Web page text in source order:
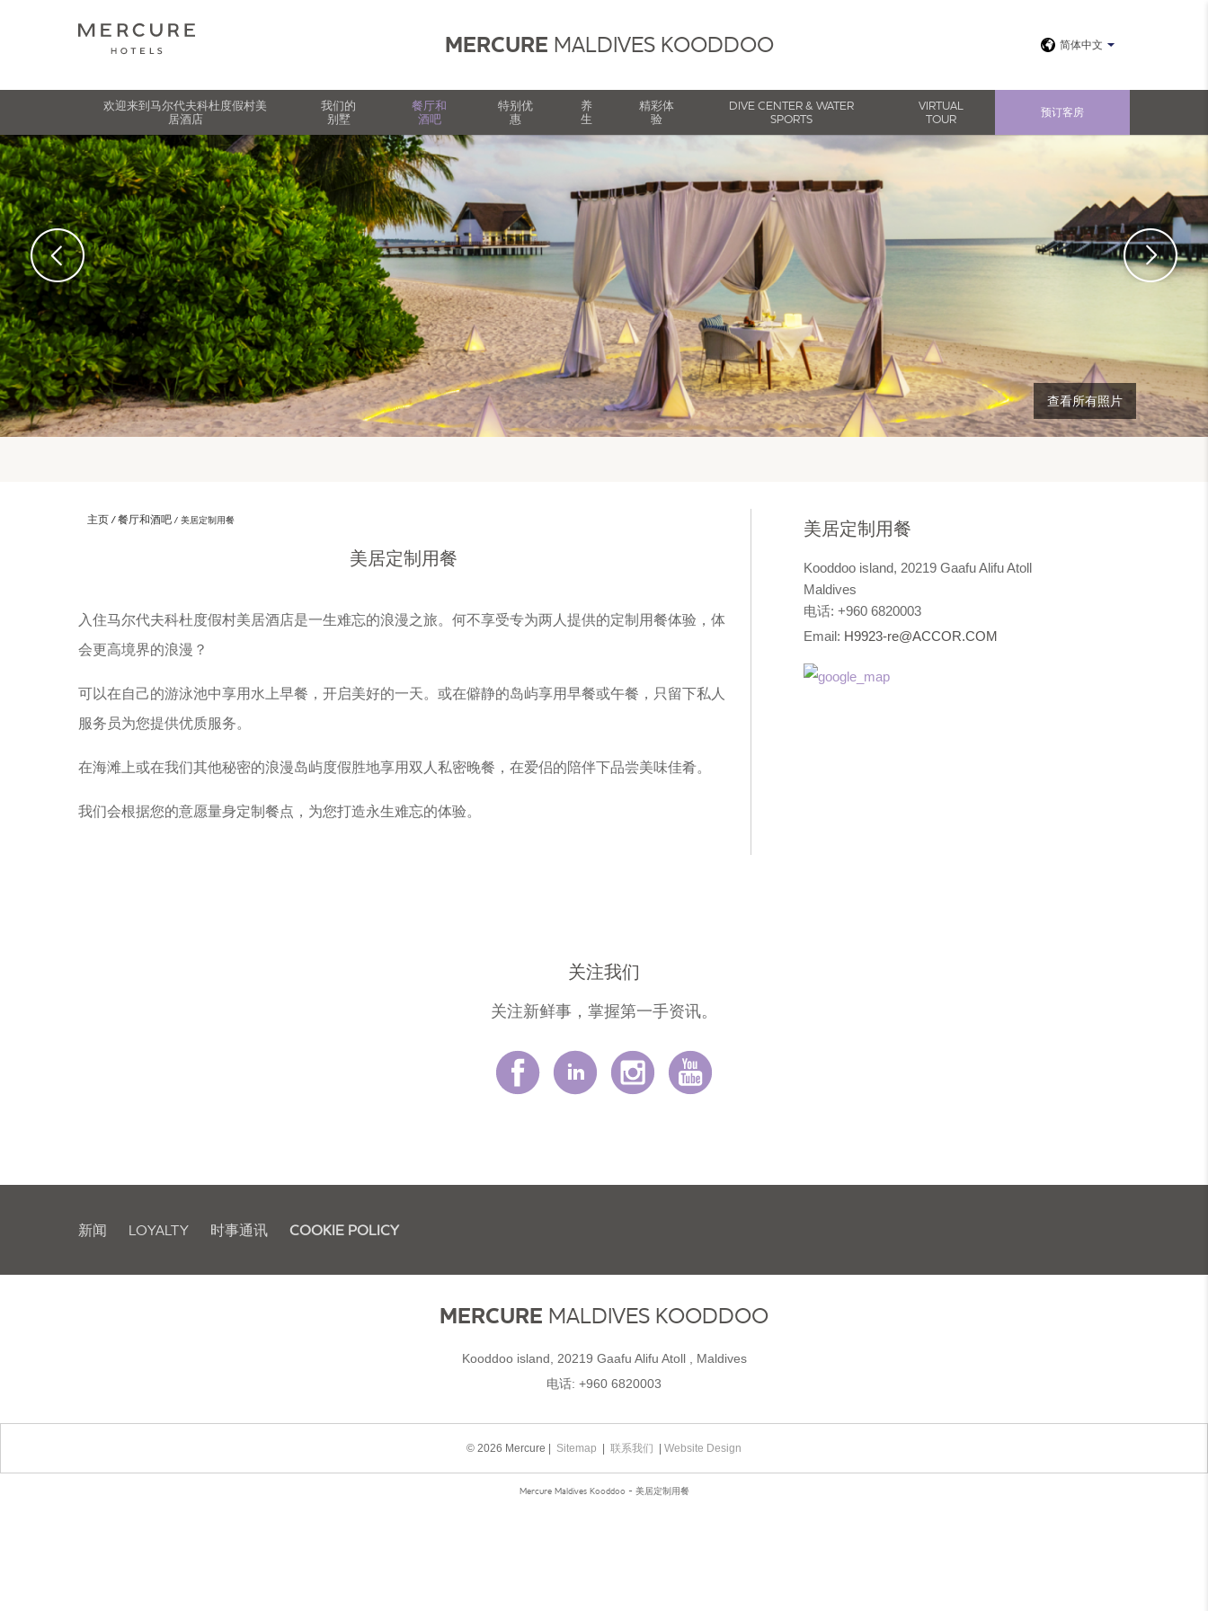
MERCURE MALDIVES KOODDOO 简体中文
欢迎来到马尔代夫科杜度假村美
居酒店
我们的
别墅
餐厅和
酒吧
特别优
惠
养
生
精彩体
验
DIVE CENTER & WATER
SPORTS
VIRTUAL
TOUR
预订客房
查看所有照片
主页 餐厅和酒吧 美居定制用餐
美居定制用餐
入住马尔代夫科杜度假村美居酒店是一生难忘的浪漫之旅。何不享受专为两人提供的定制用餐体验，体
会更高境界的浪漫？
可以在自己的游泳池中享用水上早餐，开启美好的一天。或在僻静的岛屿享用早餐或午餐，只留下私人
服务员为您提供优质服务。
在海滩上或在我们其他秘密的浪漫岛屿度假胜地享用双人私密晚餐，在爱侣的陪伴下品尝美味佳肴。
我们会根据您的意愿量身定制餐点，为您打造永生难忘的体验。
美居定制用餐
Kooddoo island, 20219 Gaafu Alifu Atoll
Maldives
电话: +960 6820003
Email: H9923-re@ACCOR.COM
关注我们
关注新鲜事，掌握第一手资讯。
新闻 LOYALTY 时事通讯 COOKIE POLICY
MERCURE MALDIVES KOODDOO
Kooddoo island, 20219 Gaafu Alifu Atoll , Maldives
电话: +960 6820003
© 2026 Mercure | Sitemap 联系我们 Website Design
Mercure Maldives Kooddoo - 美居定制用餐